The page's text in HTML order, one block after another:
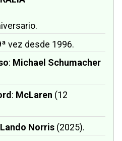
vez desde 1996.
: Michael Schumacher
: McLaren (12
Lando Norris (2025).